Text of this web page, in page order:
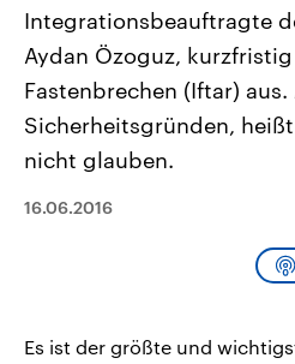
Umfragen, Prognosen,
Wahlprogramme, aktuelle Berichte
und Hintergründe zu den Parteien
und Kandidaten der anstehenden
Wahl.
Sendungen Programm
Audio-Archiv
Integrationsbeauftragte
Aydan Özoguz,
Fastenbrechen (Iftar) aus.
Sicherheitsgründen,
nicht glauben.
16.06.2016
Es ist der größte und